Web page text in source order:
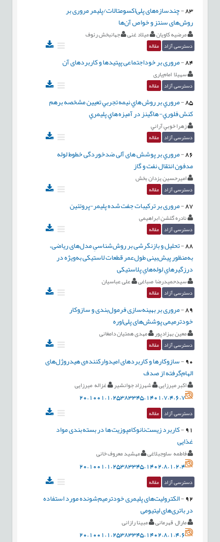
83
-چندسازه‌های پلی‌اکسومتالات/پلیمر مروری بر
روش‌های سنتز و خواص آن‌ها
مرضیه کاویان میلاد غنی جهانبخش رئوف
دسترسی آزاد مقاله
84
-مروری بر خوداجتماعی پپتیدها و کاربردهای آن
سهیلا امام‌یاری
دسترسی آزاد مقاله
85
-مروري بر روش هاي نيمه تجربي تعيين مشخصه برهم
کنش فلوري- هاگينز در آميزه هاي پليمري
زهرا خوبي آراني
دسترسی آزاد مقاله
86
-مروري بر پوشش های آلی ضدخوردگی خطوط لوله
مدفون انتقال نفت و گاز
اميرحسين يزدان بخش
دسترسی آزاد مقاله
87
-مروری بر ترکیبات جفت شده پلیمر-پروتئین
نادره گلشن ابراهیمی
دسترسی آزاد مقاله
88
-تحلیل و بازنگرشی بر روش‌شناسیِ مدل‌های ریاضی،
به‌منظور پیش‌بینی طول‌عمر قطعات لاستیکی به‌ویژه در
درزگیرهایِ لوله‌هایِ پلاستیکی
سیدحمیدرضا صباغی علی عباسیان
دسترسی آزاد مقاله
89
-مروری بر بهینه‌سازی فرمول‌بندی و سازوکار
خودترمیمی پوشش‌های پلی‌اوره
معین بهزادپور مهدی همتیان دامغانی
دسترسی آزاد مقاله
90
-سازوکارها و کاربردهای امیدوارکننده‌ی هیدروژل‌های
الهام‌گرفته از صدف
اکبر میرزایی شهرزاد جوانشیر غزاله میرزایی
20.1001.1.25383345.1401.7.4.6.7
دسترسی آزاد مقاله
91
-کاربرد زیست‌نانوکامپوزیت ها در بسته بندی مواد
غذایی
فاطمه ساوجبلاغی مهشید معروف خانی
20.1001.1.25383345.1402.8.1.2.4
دسترسی آزاد مقاله
92
-الکترولیت‌های پلیمری خودترمیم‌شونده مورد استفاده
در باتری‌های لیتیومی
مارال قهرمانی مبینا رازانی
20.1001.1.25383345.1402.8.1.4.6